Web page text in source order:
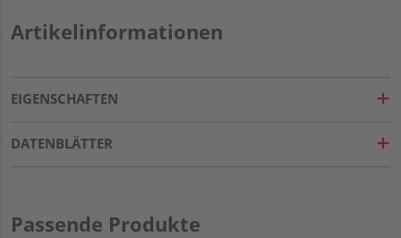
Artikelinformationen
EIGENSCHAFTEN
DATENBLÄTTER
Passende Produkte